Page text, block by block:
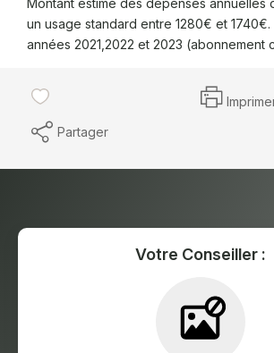
un usage standard entre 1280€ et
années 2021,2022 et 2023 (abonnement
Partager
Votre Conseiller :